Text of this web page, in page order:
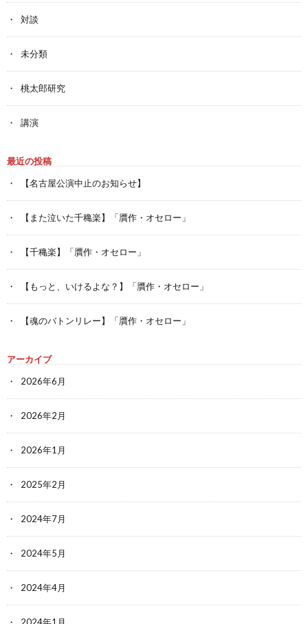
対談
未分類
桃太郎研究
講演
最近の投稿
【名古屋公演中止のお知らせ】
【また泣いた千穐楽】「贋作・オセロー」
【千穐楽】「贋作・オセロー」
【もっと、いけるよな？】「贋作・オセロー」
【魂のバトンリレー】「贋作・オセロー」
アーカイブ
2026年6月
2026年2月
2026年1月
2025年2月
2024年7月
2024年5月
2024年4月